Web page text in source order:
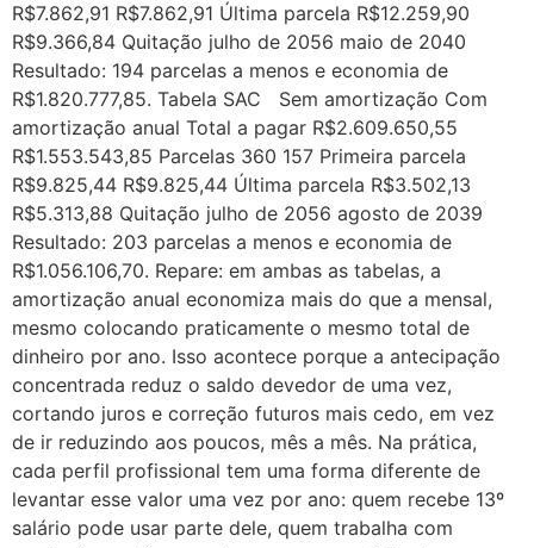
R$7.862,91 R$7.862,91 Última parcela R$12.259,90
R$9.366,84 Quitação julho de 2056 maio de 2040
Resultado: 194 parcelas a menos e economia de
R$1.820.777,85. Tabela SAC Sem amortização Com
amortização anual Total a pagar R$2.609.650,55
R$1.553.543,85 Parcelas 360 157 Primeira parcela
R$9.825,44 R$9.825,44 Última parcela R$3.502,13
R$5.313,88 Quitação julho de 2056 agosto de 2039
Resultado: 203 parcelas a menos e economia de
R$1.056.106,70. Repare: em ambas as tabelas, a
amortização anual economiza mais do que a mensal,
mesmo colocando praticamente o mesmo total de
dinheiro por ano. Isso acontece porque a antecipação
concentrada reduz o saldo devedor de uma vez,
cortando juros e correção futuros mais cedo, em vez
de ir reduzindo aos poucos, mês a mês. Na prática,
cada perfil profissional tem uma forma diferente de
levantar esse valor uma vez por ano: quem recebe 13º
salário pode usar parte dele, quem trabalha com